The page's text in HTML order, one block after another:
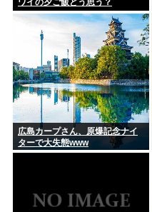
広島カープさん、原爆記念ナイ
ターで大失態www